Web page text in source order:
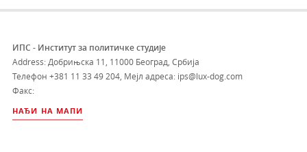
ИПС - Институт за политичке студије
Address: Добрињска 11, 11000 Београд, Србија
Телефон +381 11 33 49 204, Мејл адреса: ips@lux-dog.com
Факс:
НАЂИ НА МАПИ